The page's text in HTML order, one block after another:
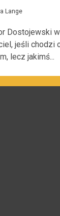
Lange
Dostojewski w
jeśli chodzi
lecz jakimś...